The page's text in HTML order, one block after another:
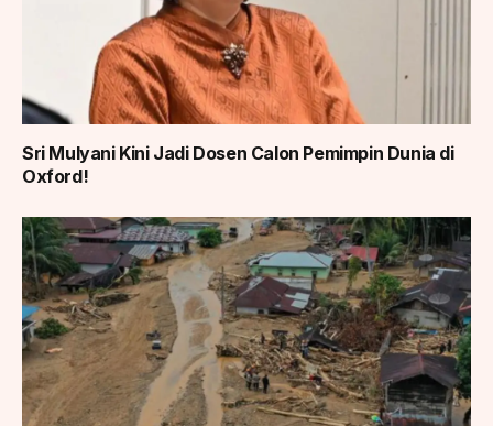
Sri Mulyani Kini Jadi Dosen Calon Pemimpin Dunia di
Oxford!